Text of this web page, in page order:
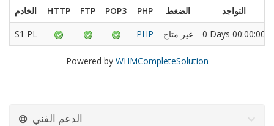
الخادم HTTP FTP POP3 PHP الضغط
التواجد
S1 PL
PHP غير متاح 0 Days 00:00:00
Powered by WHMCompleteSolution
الدعم الفني